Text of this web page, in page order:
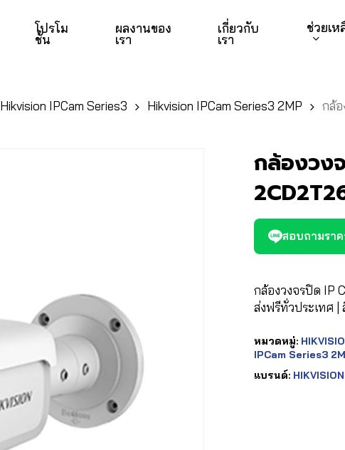
โปรโม
ชั่น
ผลงานของ
เรา
เกี่ยวกับ
เรา
ช่วยเห
Hikvision IPCam Series3 Hikvision IPCam Series3 2MP
กล้อ
กล้องวง
สอบถามราค
กล้องวงจรปิด IP
ส่งฟรีทั่วประเทศ |
หมวดหมู่:
IPCam Series3
แบรนด์: HIKVISION